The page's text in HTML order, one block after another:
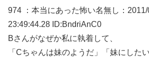
974 ：本当にあった怖い名無し：
23:49:44.28 ID:BndriAnC0
Bさんがなぜか私に執着して、
「Cちゃんは妹のようだ」「妹にした